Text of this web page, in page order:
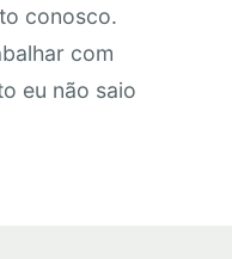
conosco.
com
eu não saio